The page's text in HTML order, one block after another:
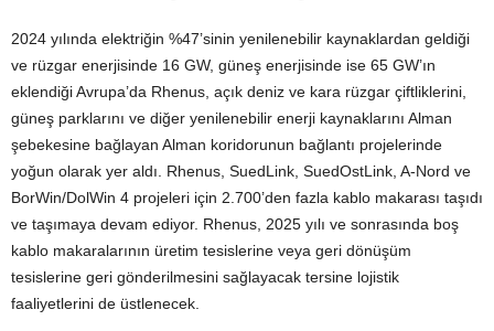
2024 yılında elektriğin %47’sinin yenilenebilir kaynaklardan geldiği
ve rüzgar enerjisinde 16 GW, güneş enerjisinde ise 65 GW’ın
eklendiği Avrupa’da Rhenus, açık deniz ve kara rüzgar çiftliklerini,
güneş parklarını ve diğer yenilenebilir enerji kaynaklarını Alman
şebekesine bağlayan Alman koridorunun bağlantı projelerinde
yoğun olarak yer aldı. Rhenus, SuedLink, SuedOstLink, A-Nord ve
BorWin/DolWin 4 projeleri için 2.700’den fazla kablo makarası taşıdı
ve taşımaya devam ediyor. Rhenus, 2025 yılı ve sonrasında boş
kablo makaralarının üretim tesislerine veya geri dönüşüm
tesislerine geri gönderilmesini sağlayacak tersine lojistik
faaliyetlerini de üstlenecek.